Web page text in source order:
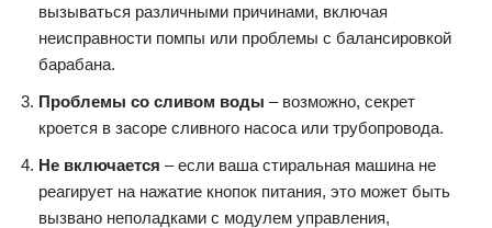
вызываться различными причинами, включая
неисправности помпы или проблемы с балансировкой
барабана.
Проблемы со сливом воды – возможно, секрет
кроется в засоре сливного насоса или трубопровода.
Не включается – если ваша стиральная машина не
реагирует на нажатие кнопок питания, это может быть
вызвано неполадками с модулем управления,